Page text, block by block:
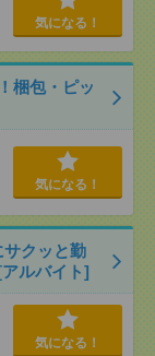
気になる！
梱包・ピッ
気になる！
サクッと勤
ルバイト]
気になる！